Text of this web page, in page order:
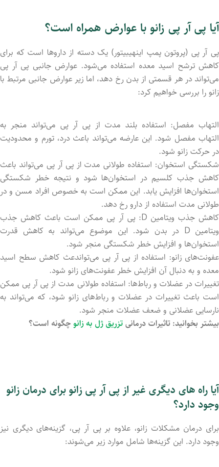
آیا پی آر پی زانو با عوارض همراه است؟
پی آر پی (پروتون پمپ اینهیبیتور) یک دسته از داروها است که برای
کاهش ترشح اسید معده استفاده می‌شود. عوارض جانبی پی آر پی
می‌تواند در هر قسمتی از بدن رخ دهد، اما زیر عوارض جانبی مرتبط با
زانو را بررسی خواهیم کرد:
التهاب مفصل: استفاده بلند مدت از پی آر پی می‌تواند منجر به
التهاب مفصل شود. این عارضه می‌تواند باعث درد، تورم و محدودیت
در حرکت زانو شود.
شکستگی استخوان: استفاده طولانی مدت از پی آر پی می‌تواند باعث
کاهش جذب کلسیم در استخوان‌ها شود و نتیجه خطر شکستگی
استخوان‌ها افزایش یابد. این ممکن است به خصوص افراد مسن و در
طولانی مدت استفاده از دارو رخ دهد.
کاهش جذب ویتامین D: پی آر پی ممکن است باعث کاهش جذب
ویتامین D در بدن شود. این موضوع می‌تواند به کاهش قدرت
استخوان‌ها و افزایش خطر شکستگی منجر شود.
عفونت‌های زانو: استفاده از پی آر پی می‌تواندعث کاهش سطح اسید
معده و به دنبال آن افزایش خطر عفونت‌های زانو شود.
تغییرات در عضلات و رباط‌ها: استفاده طولانی مدت از پی آر پی ممکن
است باعث تغییرات در عضلات و رباط‌های زانو شود، که می‌تواند به
نارسایی عضلانی و ضعف عضلات منجر شود.
بیشتر بخوانید: تاثیرات درمانی تزریق ژل به زانوچگونه است؟
آیا راه های دیگری غیر از پی آر پی زانو برای درمان زانو
وجود دارد؟
برای درمان مشکلات زانو، علاوه بر پی آر پی، گزینه‌های دیگری نیز
وجود دارد. این گزینه‌ها شامل موارد زیر می‌شوند: